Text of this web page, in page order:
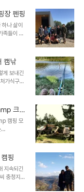
... 추석연
급격히 안
의 상태를
해서 최적
들을 유지
장 펜핑
나 삶이
족들이 다
지를 뵐 수
들과의
여행지도
운 곳에 목
그냥 흔한
를 좀 받
캠낚
게 보내긴
가식구들
있는지
곳으로..
알고있는
꽉 차있
가기로 결
내며. ​휴식
크루
캠핑 모
야기 해
그래서 매
그곳이 거
자주 모이
주 함께 하
다.그래
핑
지속되긴
충청지역
서 함께